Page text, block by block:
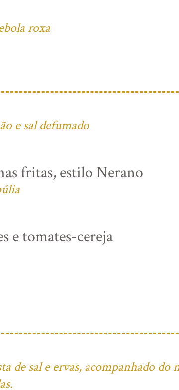
roxa
e sal defumado
fritas, estilo Nerano
e tomates-cereja
de sal e ervas, acompanhado do